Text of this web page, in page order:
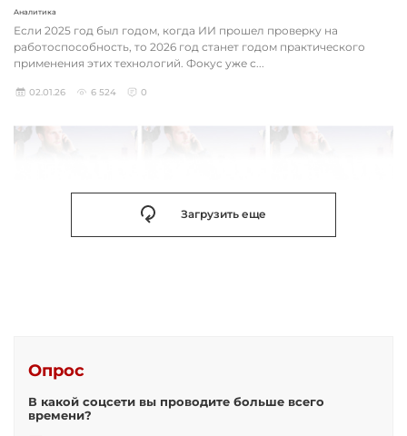
Аналитика
Если 2025 год был годом, когда ИИ прошел проверку на
работоспособность, то 2026 год станет годом практического
применения этих технологий. Фокус уже с...
02.01.26 6 524 0
Загрузить еще
Опрос
В какой соцсети вы проводите больше всего
времени?